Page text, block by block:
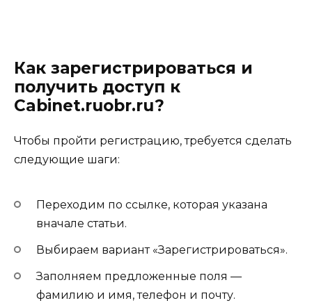
Как зарегистрироваться и
получить доступ к
Cabinet.ruobr.ru?
Чтобы пройти регистрацию, требуется сделать
следующие шаги:
Переходим по ссылке, которая указана
вначале статьи.
Выбираем вариант «Зарегистрироваться».
Заполняем предложенные поля —
фамилию и имя, телефон и почту.